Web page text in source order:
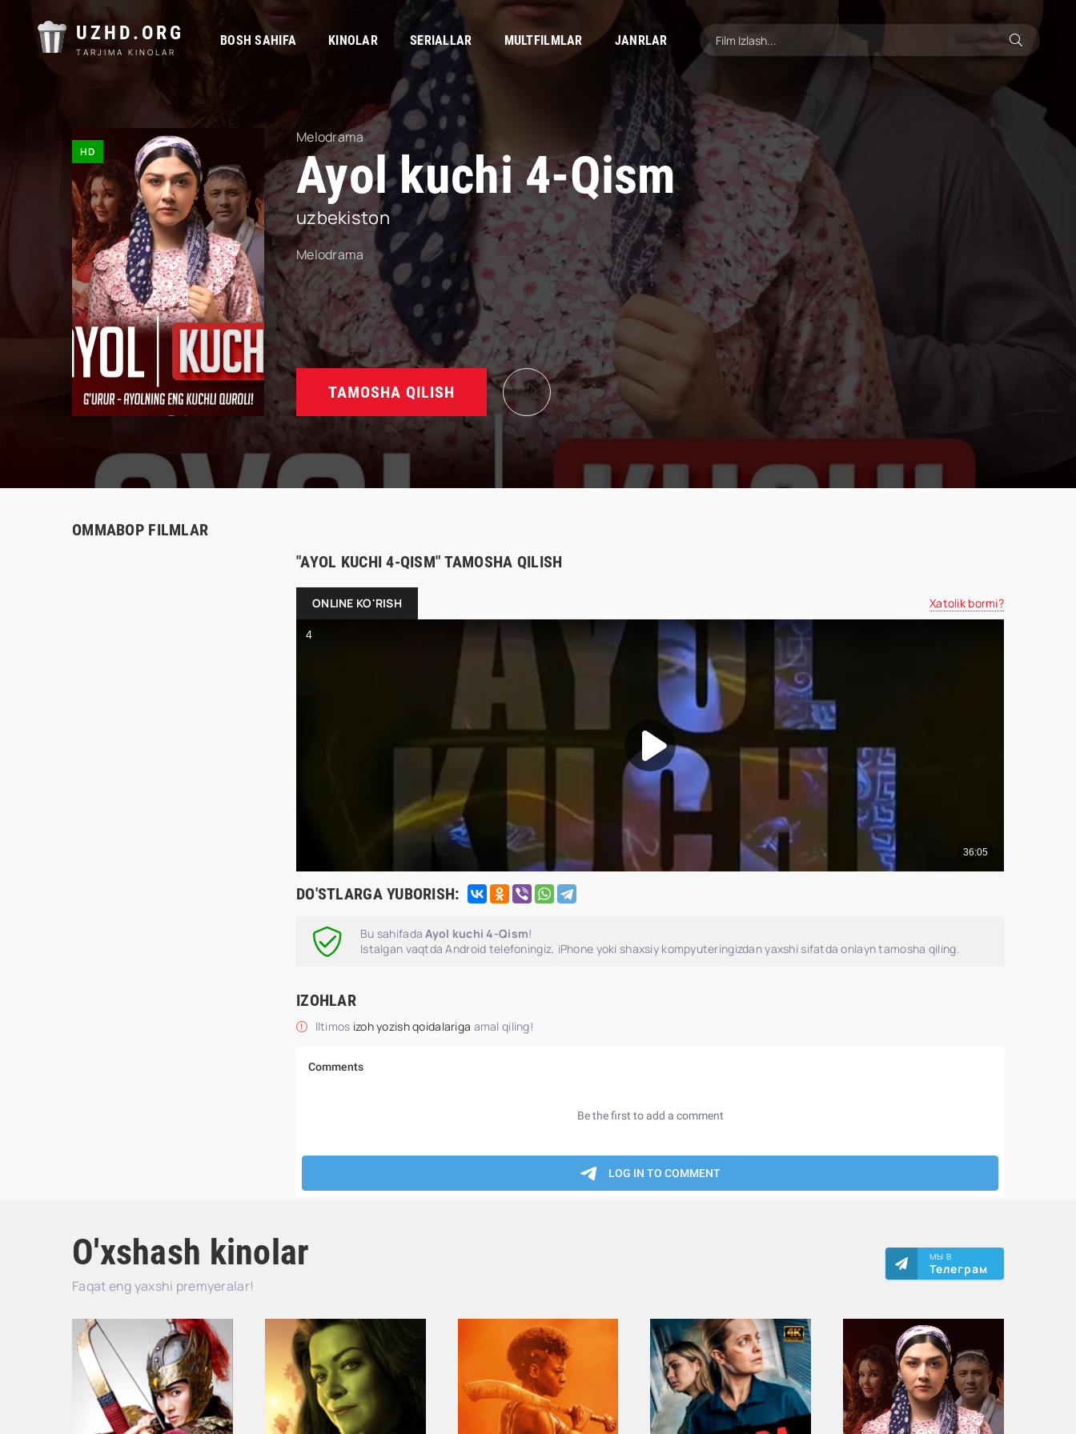
UZHD.ORG
TARJIMA KINOLAR
BOSH SAHIFA KINOLAR SERIALLAR MULTFILMLAR JANRLAR
HD
Melodrama
Ayol kuchi 4-Qism
uzbekiston
Melodrama
TAMOSHA QILISH
OMMABOP FILMLAR
"AYOL KUCHI 4-QISM" TAMOSHA QILISH
ONLINE KO'RISH Xatolik bormi?
DO'STLARGA YUBORISH:
Bu sahifadaAyol kuchi 4-Qism!
Istalgan vaqtda Android telefoningiz, iPhone yoki shaxsiy kompyuteringizdan yaxshi sifatda onlayn tamosha qiling.
IZOHLAR
Iltimos izoh yozish qoidalariga amal qiling!
O'xshash kinolar
Faqat eng yaxshi premyeralar!
МЫ В
Телеграм